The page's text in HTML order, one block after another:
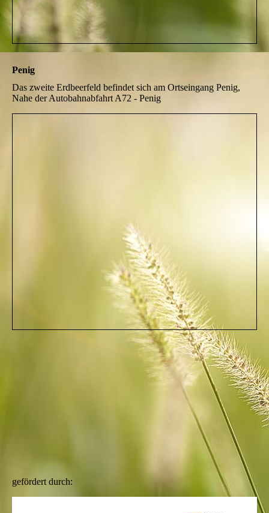
Penig
Das zweite Erdbeerfeld befindet sich am Ortseingang Penig,
Nahe der Autobahnabfahrt A72 - Penig
gefördert durch: